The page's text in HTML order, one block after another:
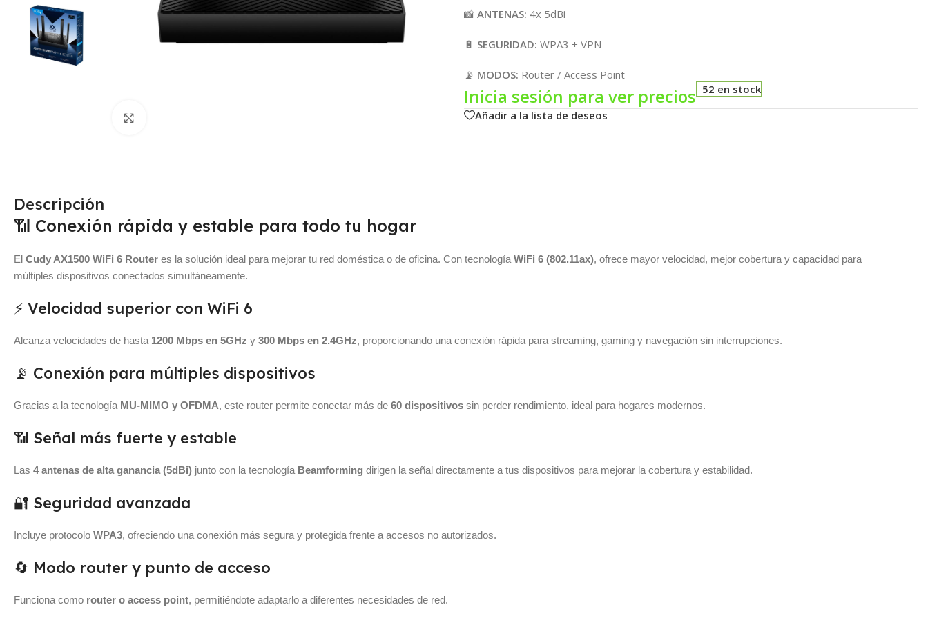
📸 ANTENAS: 4x 5dBi
🔋 SEGURIDAD: WPA3 + VPN
📡 MODOS: Router / Access Point
Inicia sesión para ver precios 52 en stock
Añadir a la lista de deseos
Descripción
📶 Conexión rápida y estable para todo tu hogar
El Cudy AX1500 WiFi 6 Router es la solución ideal para mejorar tu red doméstica o de oficina. Con tecnología WiFi 6 (802.11ax), ofrece mayor velocidad, mejor cobertura y capacidad para
múltiples dispositivos conectados simultáneamente.
⚡ Velocidad superior con WiFi 6
Alcanza velocidades de hasta 1200 Mbps en 5GHz y 300 Mbps en 2.4GHz, proporcionando una conexión rápida para streaming, gaming y navegación sin interrupciones.
📡 Conexión para múltiples dispositivos
Gracias a la tecnología MU-MIMO y OFDMA, este router permite conectar más de 60 dispositivos sin perder rendimiento, ideal para hogares modernos.
📶 Señal más fuerte y estable
Las 4 antenas de alta ganancia (5dBi) junto con la tecnología Beamforming dirigen la señal directamente a tus dispositivos para mejorar la cobertura y estabilidad.
🔐 Seguridad avanzada
Incluye protocolo WPA3, ofreciendo una conexión más segura y protegida frente a accesos no autorizados.
🔄 Modo router y punto de acceso
Funciona como router o access point, permitiéndote adaptarlo a diferentes necesidades de red.